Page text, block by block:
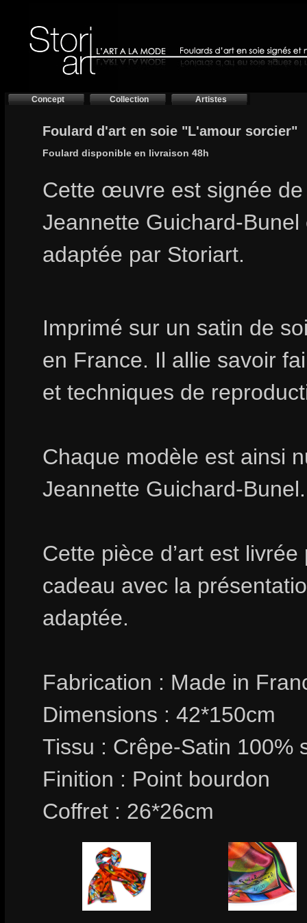
Concept Collection Artistes
Foulard d'art en soie "L'amour sorcier"
Foulard disponible en livraison 48h
Cette œuvre est signée de
Jeannette Guichard-Bunel
adaptée par Storiart.
Imprimé sur un satin de
en France. Il allie savoir
et techniques de
Chaque modèle est ainsi
Jeannette Guichard-Bunel.
Cette pièce d’art est
cadeau avec la
adaptée.
Fabrication : Made in
Dimensions : 42*150cm
Tissu : Crêpe-Satin 100%
Finition : Point bourdon
Coffret : 26*26cm